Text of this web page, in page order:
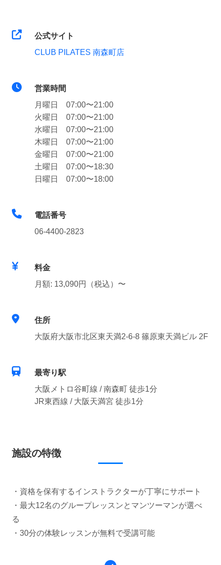
公式サイト
CLUB PILATES 南森町店
営業時間
月曜日 07:00〜21:00
火曜日 07:00〜21:00
水曜日 07:00〜21:00
木曜日 07:00〜21:00
金曜日 07:00〜21:00
土曜日 07:00〜18:30
日曜日 07:00〜18:00
電話番号
06-4400-2823
料金
月額: 13,090円（税込）〜
住所
大阪府大阪市北区東天満2-6-8 篠原東天満ビル 2F
最寄り駅
大阪メトロ谷町線 / 南森町 徒歩1分
JR東西線 / 大阪天満宮 徒歩1分
施設の特徴
・資格を保有するインストラクターが丁寧にサポート
・最大12名のグループレッスンとマンツーマンが選べ
る